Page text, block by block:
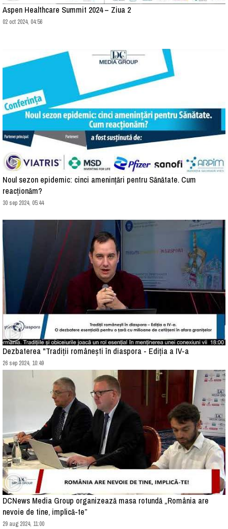
Aspen Healthcare Summit 2024 – Ziua 2
02 oct 2024, 04:56
Noul sezon epidemic: cinci amenințări pentru Sănătate. Cum
reacționăm?
30 sep 2024, 05:44
Dezbaterea "Tradiții românești în diaspora - Ediția a IV-a
26 sep 2024, 10:49
DCNews Media Group organizează masa rotundă „România are
nevoie de tine, implică-te”
29 aug 2024, 11:00